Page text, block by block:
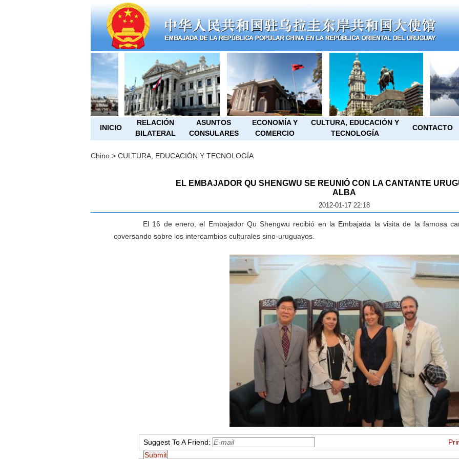
INICIO
RELACIÓN
BILATERAL
ASUNTOS
CONSULARES
ECONOMÍA Y
COMERCIO
CULTURA, EDUCACIÓN Y
TECNOLOGÍA
CONTACTO
Chino> CULTURA, EDUCACIÓN Y TECNOLOGÍA
EL EMBAJADOR QU SHENGWU SE REUNIÓ CON LA CANTANTE
ALBA
2012-01-17 22:18
El 16 de enero, el Embajador Qu Shengwu recibió en la Embajada la visita de la famosa
coversando sobre los intercambios culturales sino-uruguayos.
Suggest To A Friend: